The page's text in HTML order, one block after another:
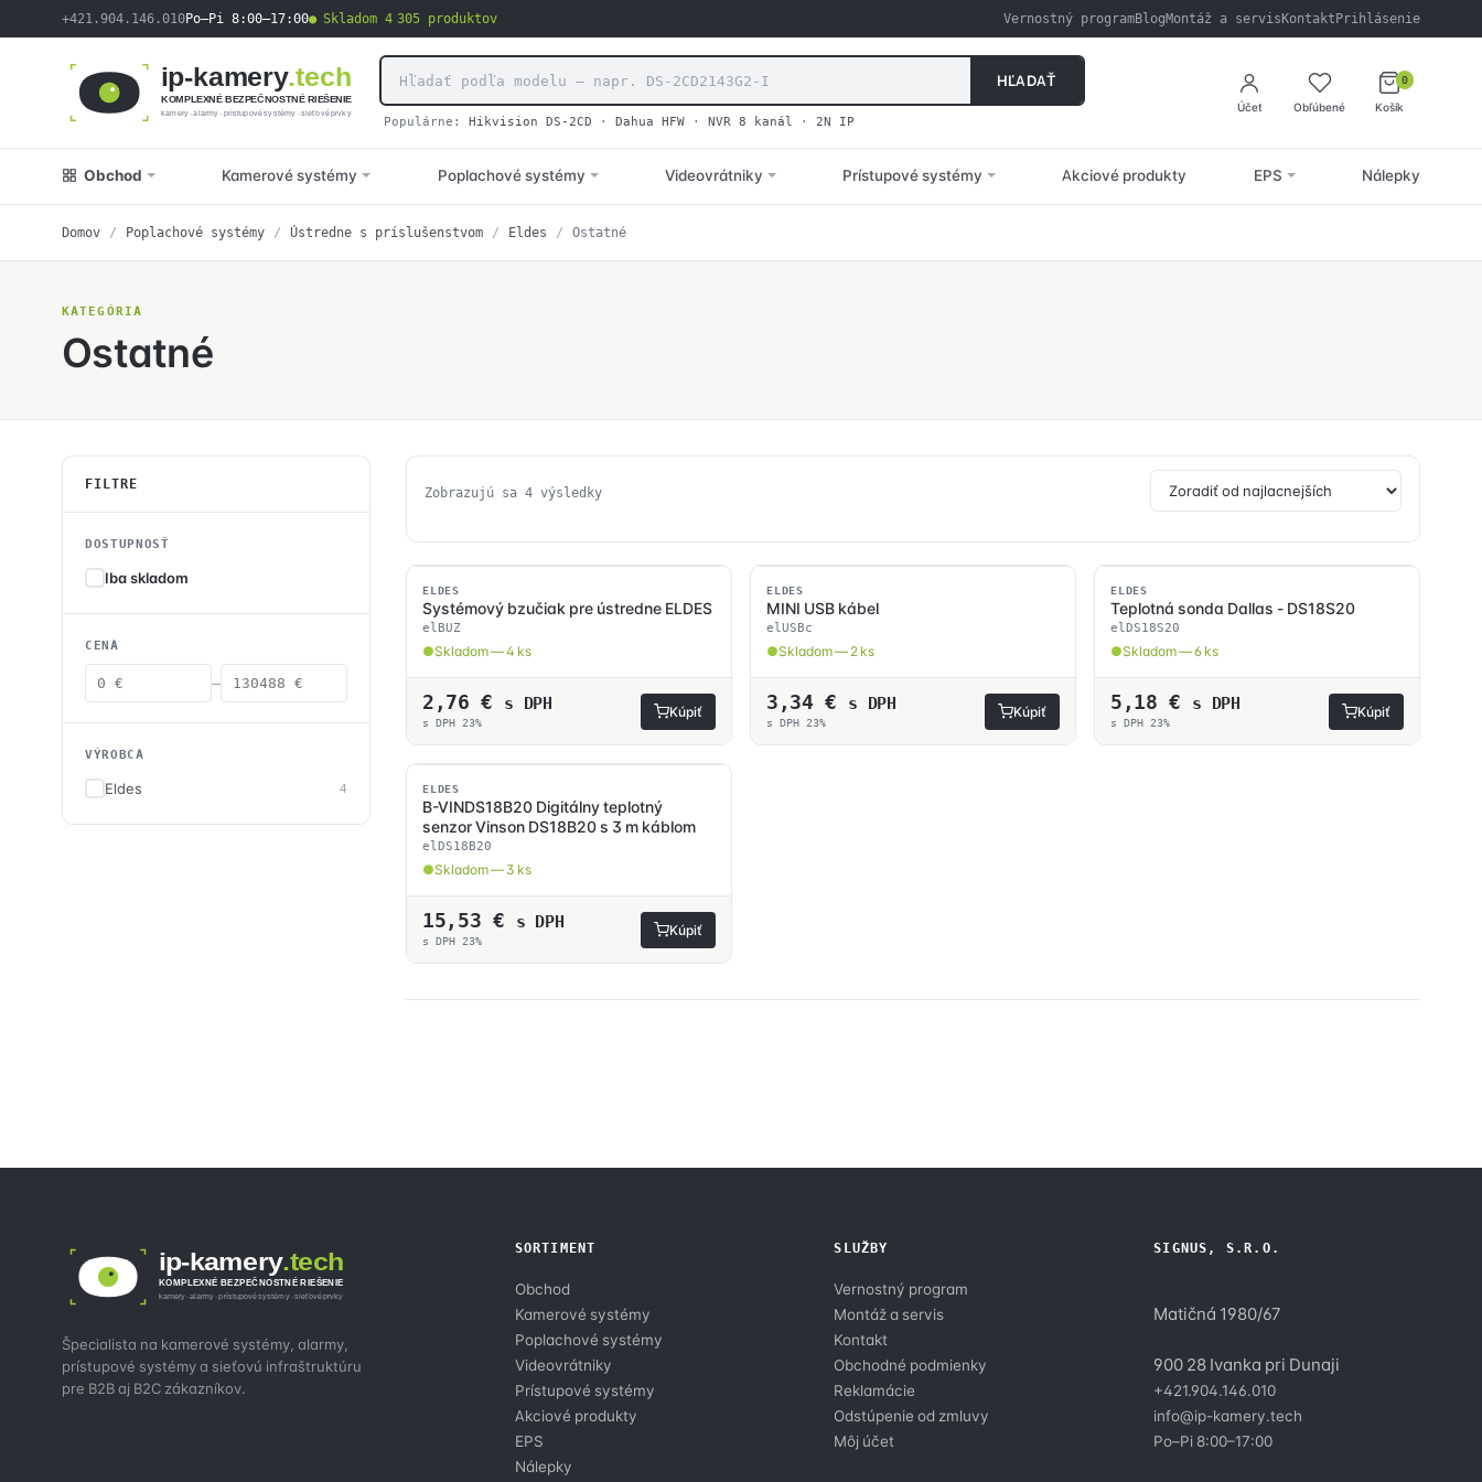
+421.904.146.010Po–Pi 8:00–17:00 Skladom 4 305 produktov Vernostný programBlogMontáž a servisKontaktPrihlásenie
ip-kamery.tech
KOMPLEXNÉ BEZPEČNOSTNÉ RIEŠENIE
kamery · alarmy · prístupové systémy · sieťové prvky
HĽADAŤ
Populárne: Hikvision DS-2CD · Dahua HFW · NVR 8 kanál · 2N IP
Účet Obľúbené Košík
0
Obchod Kamerové systémy Poplachové systémy Videovrátniky Prístupové systémy Akciové produkty EPS Nálepky
Domov / Poplachové systémy / Ústredne s príslušenstvom / Eldes / Ostatné
KATEGÓRIA
Ostatné
FILTRE
DOSTUPNOSŤ
Iba skladom
CENA
—
VÝROBCA
Eldes 4
Zobrazujú sa 4 výsledkyZoradené
najnižšej
najvyššiu
SKLADOM
ELDES
Systémový bzučiak pre ústredne ELDES
elBUZ
Skladom — 4 ks
2,76€ s DPH
s DPH 23%
Kúpiť
SKLADOM
ELDES
MINI USB kábel
elUSBc
Skladom — 2 ks
3,34€ s DPH
s DPH 23%
Kúpiť
SKLADOM
ELDES
Teplotná sonda Dallas - DS18S20
elDS18S20
Skladom — 6 ks
5,18€ s DPH
s DPH 23%
Kúpiť
SKLADOM
ELDES
B-VINDS18B20 Digitálny teplotný
senzor Vinson DS18B20 s 3 m káblom
elDS18B20
Skladom — 3 ks
15,53 € s DPH
s DPH 23%
Kúpiť
ip-kamery.tech
KOMPLEXNÉ BEZPEČNOSTNÉ RIEŠENIE
kamery · alarmy · prístupové systémy · sieťové prvky
Špecialista na kamerové systémy, alarmy,
prístupové systémy a sieťovú infraštruktúru
pre B2B aj B2C zákazníkov.
SORTIMENT
Obchod
Kamerové systémy
Poplachové systémy
Videovrátniky
Prístupové systémy
Akciové produkty
EPS
Nálepky
SLUŽBY
Vernostný program
Montáž a servis
Kontakt
Obchodné podmienky
Reklamácie
Odstúpenie od zmluvy
Môj účet
SIGNUS, S.R.O.
Matičná 1980/67
900 28 Ivanka pri Dunaji
+421.904.146.010
info@ip-kamery.tech
Po–Pi 8:00–17:00